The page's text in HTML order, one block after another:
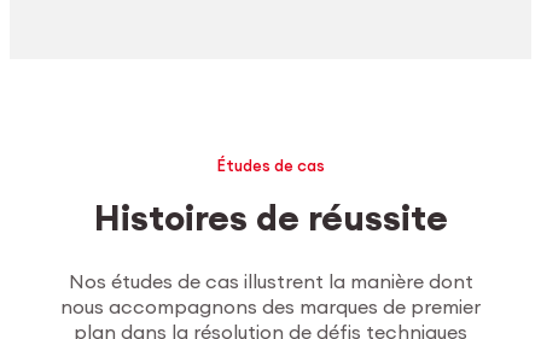
Études de cas
Histoires de réussite
Nos études de cas illustrent la manière dont
nous accompagnons des marques de premier
plan dans la résolution de défis techniques